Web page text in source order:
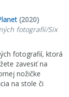
(2020)
fotografií/Six
fotografií, ktorá
zavesiť na
nožičke
na stole či